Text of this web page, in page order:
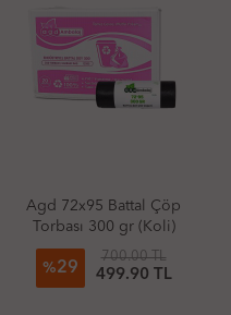
Agd 72x95 Battal Çöp
Torbası 300 gr (Koli)
%29
700.00 TL
499.90 TL